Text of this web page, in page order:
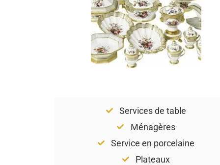
Services de table
Ménagères
Service en porcelaine
Plateaux